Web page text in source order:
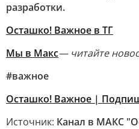
разработки.
Осташко! Важное в ТГ
Мы в Макс— читайте
#важное
Осташко! Важное |
Источник: Канал в МАКС